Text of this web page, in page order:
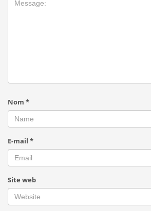
Nom *
E-mail *
Site web